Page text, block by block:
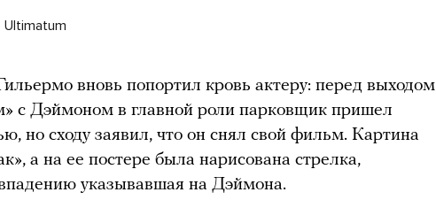
Ultimatum
вновь попортил кровь актеру: перед выходом
с Дэймоном в главной роли парковщик пришел
но сходу заявил, что он снял свой фильм. Картина
а на ее постере была нарисована стрелка,
указывавшая на Дэймона.